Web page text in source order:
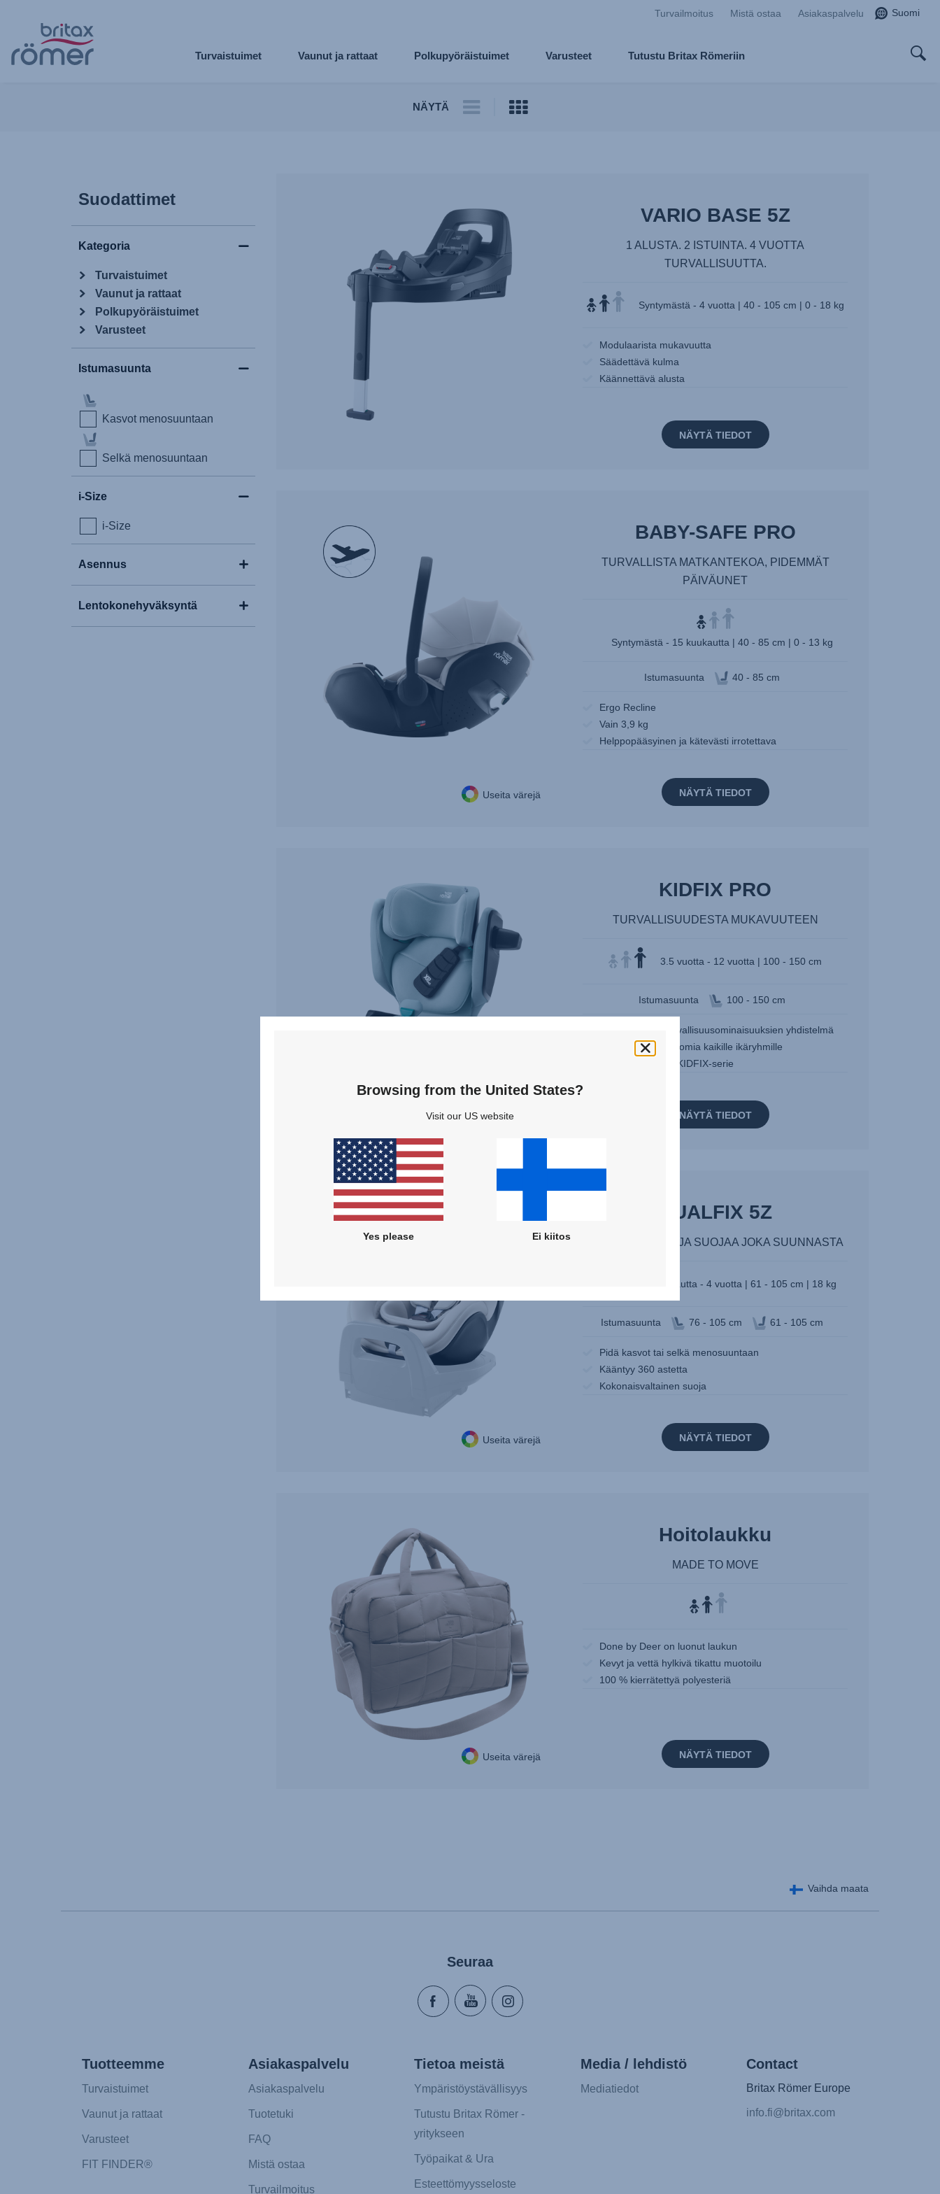
Siirry
pääsisältöön
Turvailmoitus Mistä ostaa Asiakaspalvelu Suomi
Turvaistuimet Vaunut ja rattaat Polkupyöräistuimet Varusteet Tutustu Britax Römeriin
NÄYTÄ
Suodattimet
Kategoria
Turvaistuimet
Vaunut ja rattaat
Polkupyöräistuimet
Varusteet
Istumasuunta
Kasvot menosuuntaan
Selkä menosuuntaan
i-Size
i-Size
Asennus
Lentokonehyväksyntä
VARIO BASE 5Z
1 ALUSTA. 2 ISTUINTA. 4 VUOTTA
TURVALLISUUTTA.
Syntymästä - 4 vuotta | 40 - 105 cm | 0 - 18 kg
Modulaarista mukavuutta
Säädettävä kulma
Käännettävä alusta
NÄYTÄ TIEDOT
null BABY-SAFE PRO
TURVALLISTA MATKANTEKOA, PIDEMMÄT
PÄIVÄUNET
Syntymästä - 15 kuukautta | 40 - 85 cm | 0 - 13 kg
Istumasuunta 40 - 85 cm
Ergo Recline
Vain 3,9 kg
Helppopääsyinen ja kätevästi irrotettava
Useita värejä NÄYTÄ TIEDOT
KIDFIX PRO
TURVALLISUUDESTA MUKAVUUTEEN
3.5 vuotta - 12 vuotta | 100 - 150 cm
Istumasuunta 100 - 150 cm
Ainutlaatuinen turvallisuusominaisuuksien yhdistelmä
Täydellinen ergonomia kaikille ikäryhmille
Vår testvinnende KIDFIX-serie
Useita värejä NÄYTÄ TIEDOT
DUALFIX 5Z
JOUSTAVUUTTA JA SUOJAA JOKA SUUNNASTA
3 kuukautta - 4 vuotta | 61 - 105 cm | 18 kg
Istumasuunta 76 - 105 cm 61 - 105 cm
Pidä kasvot tai selkä menosuuntaan
Kääntyy 360 astetta
Kokonaisvaltainen suoja
Useita värejä NÄYTÄ TIEDOT
Hoitolaukku
MADE TO MOVE
Done by Deer on luonut laukun
Kevyt ja vettä hylkivä tikattu muotoilu
100 % kierrätettyä polyesteriä
Useita värejä NÄYTÄ TIEDOT
Vaihda maata
Seuraa
Tuotteemme
Turvaistuimet
Vaunut ja rattaat
Varusteet
FIT FINDER®
Asiakaspalvelu
Asiakaspalvelu
Tuotetuki
FAQ
Mistä ostaa
Turvailmoitus
Tietoa meistä
Ympäristöystävällisyys
Tutustu Britax Römer -
yritykseen
Työpaikat & Ura
Esteettömyysseloste
Media / lehdistö
Mediatiedot
Contact
Britax Römer Europe
info.fi@britax.com
Browsing from the United States?
Visit our US website
Yes please Ei kiitos